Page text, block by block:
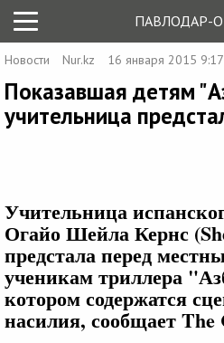
ПАВЛОДАР-
Новости Nur.kz 16 января 2015 9:17
Показавшая детям
учительница
Учительница
Огайо Шейла Кернс
предстала перед
ученикам триллера
котором содержатся
насилия, сообщает The